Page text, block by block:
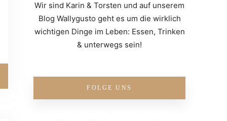
Wir sind Karin & Torsten und auf unserem
Blog Wallygusto geht es um die wirklich
wichtigen Dinge im Leben: Essen, Trinken
& unterwegs sein!
FOLGE UNS